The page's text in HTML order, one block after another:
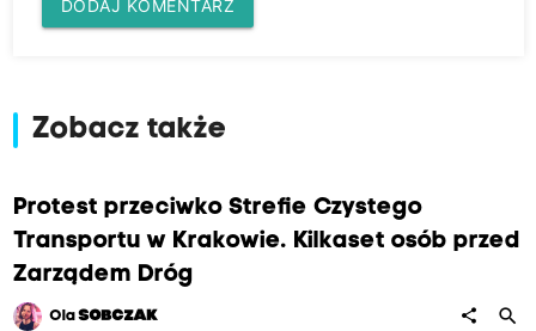
DODAJ KOMENTARZ
Zobacz także
Protest przeciwko Strefie Czystego
Transportu w Krakowie. Kilkaset osób przed
Zarządem Dróg
OlaSOBCZAK share search